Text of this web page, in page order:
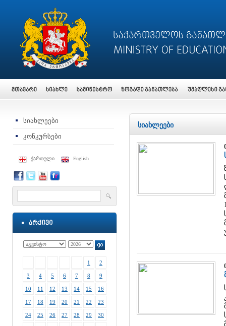
სიახლეები
კონკურსები
ქართული English
1 2
3 4 5 6 7 8 9
10 11 12 13 14 15 16
17 18 19 20 21 22 23
24 25 26 27 28 29 30
სიახლეები